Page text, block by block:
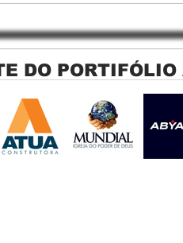
Solar: O
Sacada
DO